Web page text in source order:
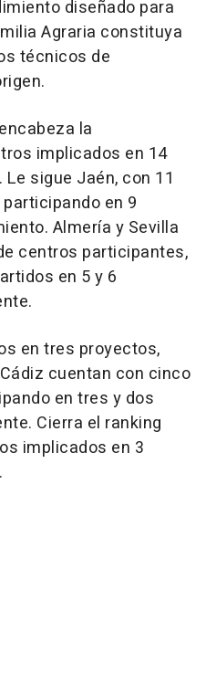
diseñado para
Agraria constituya
técnicos de
la
implicados en 14
sigue Jaén, con 11
en 9
Almería y Sevilla
centros participantes,
en 5 y 6
en tres proyectos,
cuentan con cinco
en tres y dos
Cierra el ranking
implicados en 3